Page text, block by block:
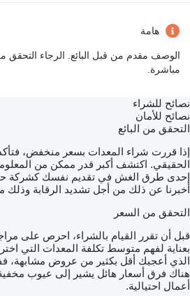
هامة
الوصف مقدم من قبل البائع. الرجاء التحقق
مباشرة.
نصائح للشراء
نصائح للأمان
التحقق من البائع
إذا قررت شراء المعدات بسعر منخفض، فتأكد
الحقيقي. اكتشف أكبر قدر ممكن من
إحدى طرق الغش في تقديم نفسك كشركة
أخبرنا عن ذلك من أجل تشديد الرقابة وذلك
التحقق من السعر
قبل أن تقرر القيام بالشراء، احرص على
بعناية لفهم متوسط تكلفة المعدات التي
الذي أعجبك أقل بكثير من عروض مشابهة،
هناك فرق أسعار هائل يشير إلى عيوب مخفية
أعمال احتيالية.